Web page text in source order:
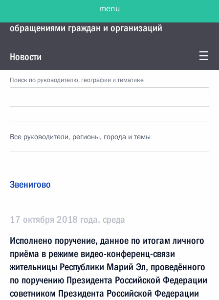
Управление Президента по работе с
обращениями граждан и организаций
Новости
Поиск по руководителю, географии и тематике
Все руководители, регионы, города и темы
Звенигово
17 октября 2018 года, среда
Исполнено поручение, данное по итогам личного
приёма в режиме видео-конференц-связи
жительницы Республики Марий Эл, проведённого
по поручению Президента Российской Федерации
советником Президента Российской Федерации